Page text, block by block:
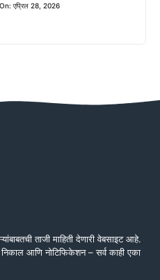
एप्रिल 28, 2026
ताजी माहिती देणारी वेबसाइट आहे.
निकाल आणि नोटिफिकेशन – सर्व काही एका